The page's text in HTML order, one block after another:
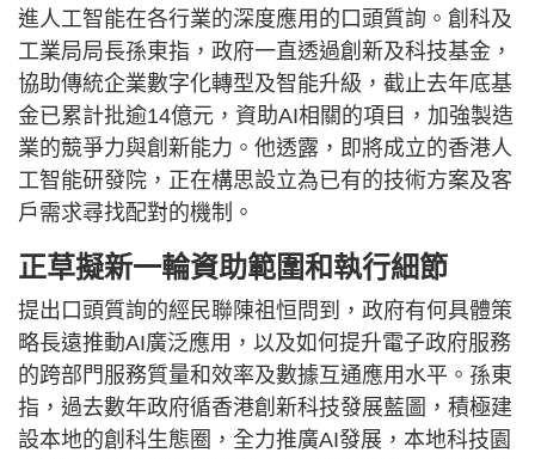
進人工智能在各行業的深度應用的口頭質詢。創科及
工業局局長孫東指，政府一直透過創新及科技基金，
協助傳統企業數字化轉型及智能升級，截止去年底基
金已累計批逾14億元，資助AI相關的項目，加強製造
業的競爭力與創新能力。他透露，即將成立的香港人
工智能研發院，正在構思設立為已有的技術方案及客
戶需求尋找配對的機制。
正草擬新一輪資助範圍和執行細節
提出口頭質詢的經民聯陳祖恒問到，政府有何具體策
略長遠推動AI廣泛應用，以及如何提升電子政府服務
的跨部門服務質量和效率及數據互通應用水平。孫東
指，過去數年政府循香港創新科技發展藍圖，積極建
設本地的創科生態圈，全力推廣AI發展，本地科技園